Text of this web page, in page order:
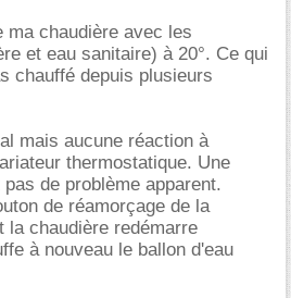
ma chaudière avec les
et eau sanitaire) à 20°. Ce qui
chauffé depuis plusieurs
mais aucune réaction à
thermostatique. Une
de problème apparent.
de réamorçage de la
la chaudière redémarre
à nouveau le ballon d'eau